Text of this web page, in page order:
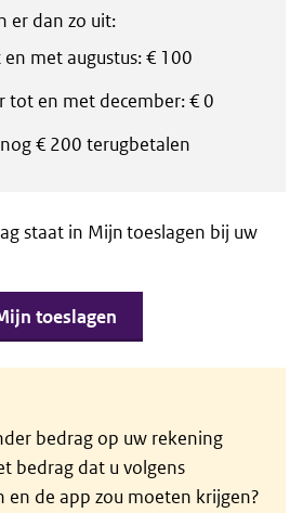
er dan zo uit:
met augustus: € 100
tot en met december: € 0
€ 200 terugbetalen
staat in Mijn toeslagen bij uw
toeslagen
bedrag op uw rekening
bedrag dat u volgens
en de app zou moeten krijgen?